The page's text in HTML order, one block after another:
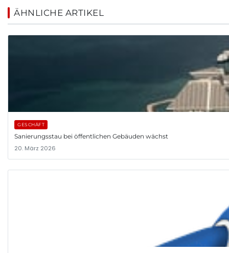
ÄHNLICHE ARTIKEL
GESCHÄFT
Sanierungsstau bei öffentlichen Gebäuden wächst
20. März 2026